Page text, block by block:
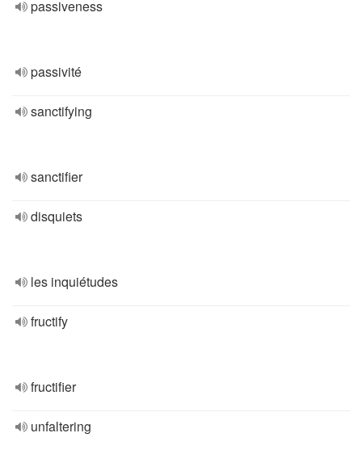
passiveness
passivité
sanctifying
sanctifier
disquiets
les inquiétudes
fructify
fructifier
unfaltering